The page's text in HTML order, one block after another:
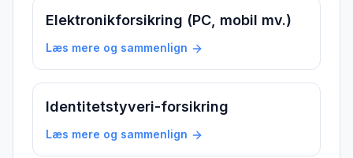
Elektronikforsikring (PC, mobil mv.)
Læs mere og sammenlign
Identitetstyveri-forsikring
Læs mere og sammenlign